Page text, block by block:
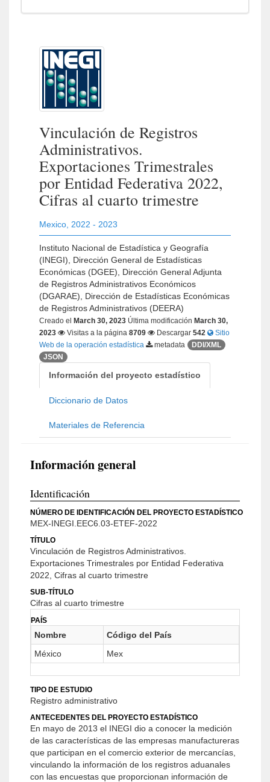
Vinculación de Registros
Administrativos.
Exportaciones Trimestrales
por Entidad Federativa 2022,
Cifras al cuarto trimestre
Mexico 2022 - 2023
Instituto Nacional de Estadística y Geografía
(INEGI), Dirección General de Estadísticas
Económicas (DGEE), Dirección General Adjunta
de Registros Administrativos Económicos
(DGARAE), Dirección de Estadísticas Económicas
de Registros Administrativos (DEERA)
Creado el March 30, 2023 Última modificación March 30,
2023
Visitas a la página 8709 Descargar 542
Sitio
Web de la operación estadística
metadata
DDI/XML
JSON
Información del proyecto estadístico
Diccionario de Datos
Materiales de Referencia
Información general
Identificación
NÚMERO DE IDENTIFICACIÓN DEL PROYECTO ESTADÍSTICO
MEX-INEGI.EEC6.03-ETEF-2022
TÍTULO
Vinculación de Registros Administrativos.
Exportaciones Trimestrales por Entidad Federativa
2022, Cifras al cuarto trimestre
SUB-TÍTULO
Cifras al cuarto trimestre
PAÍS
Nombre
Código del País
México
Mex
TIPO DE ESTUDIO
Registro administrativo
ANTECEDENTES DEL PROYECTO ESTADÍSTICO
En mayo de 2013 el INEGI dio a conocer la medición
de las características de las empresas manufactureras
que participan en el comercio exterior de mercancías,
vinculando la información de los registros aduanales
con las encuestas que proporcionan información de